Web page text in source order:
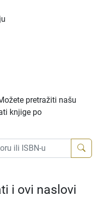
pretražiti našu
knjige po
i ovi naslovi